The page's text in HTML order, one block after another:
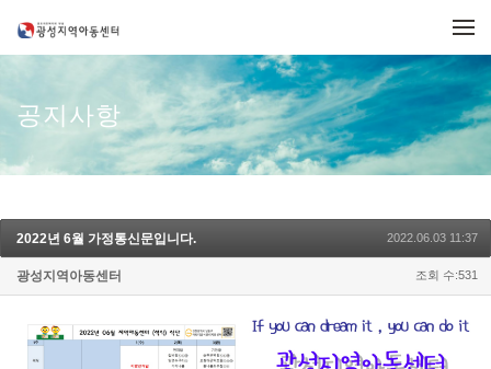
공지사항
2022년 6월 가정통신문입니다. 2022.06.03 11:37
광성지역아동센터 조회 수:531